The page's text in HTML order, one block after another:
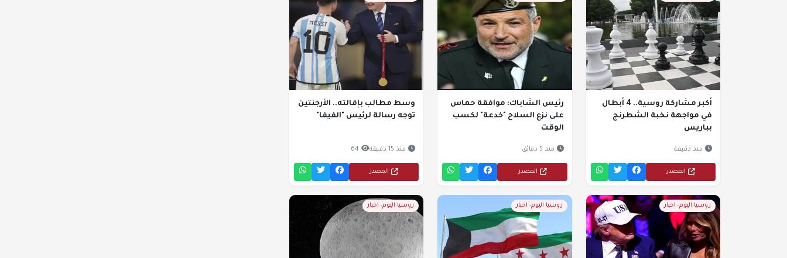
أكبر مشاركة روسية.. 4 أبطال
في مواجهة نخبة الشطرنج
بباريس
منذ دقيقة
المصدر
رئيس الشاباك: موافقة حماس
على نزع السلاح "خدعة" لكسب
الوقت
منذ 5 دقائق
المصدر
وسط مطالب بإقالته.. الأرجنتين
توجه رسالة لرئيس "الفيفا"
منذ 15 دقيقة 64
المصدر
روسيا اليوم- اخبار روسيا اليوم- اخبار روسيا اليوم- اخبار